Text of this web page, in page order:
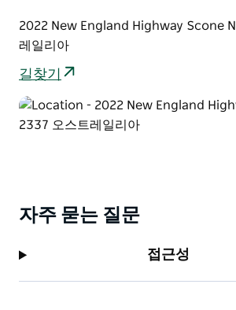
2022 New England Highway Scone
레일리아
길찾기
자주 묻는 질문
접근성